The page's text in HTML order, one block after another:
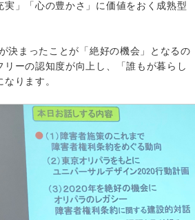
」「心の豊かさ」に価値をおく成熟型
決まったことが「絶好の機会」となるの
ーの認知度が向上し、「誰もが暮らし
ります。